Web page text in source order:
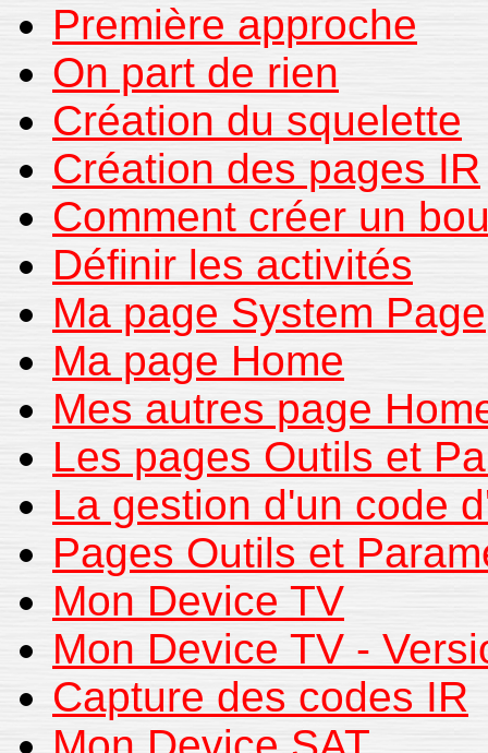
Première approche
On part de rien
Création du squelette
Création des pages IR
Comment créer un
Définir les activités
Ma page System Page
Ma page Home
Mes autres page
Les pages Outils et
La gestion d'un code
Pages Outils et
Mon Device TV
Mon Device TV -
Capture des codes IR